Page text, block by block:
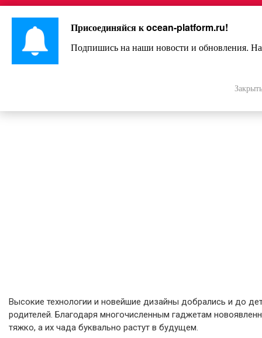
Перейти
контенту
Интересно и весело!
существенно облегчат
Высокие технологии и новейшие дизайны добрались и до
родителей. Благодаря многочисленным гаджетам
тяжко, а их чада буквально растут в будущем.
Присоединяйся кocean-platform.ru!
Подпишись на наши новости и обновления.
Закрыть